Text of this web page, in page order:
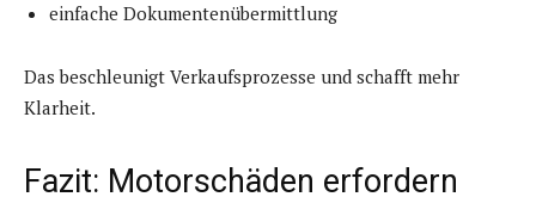
einfache Dokumentenübermittlung
Das beschleunigt Verkaufsprozesse und schafft mehr
Klarheit.
Fazit: Motorschäden erfordern